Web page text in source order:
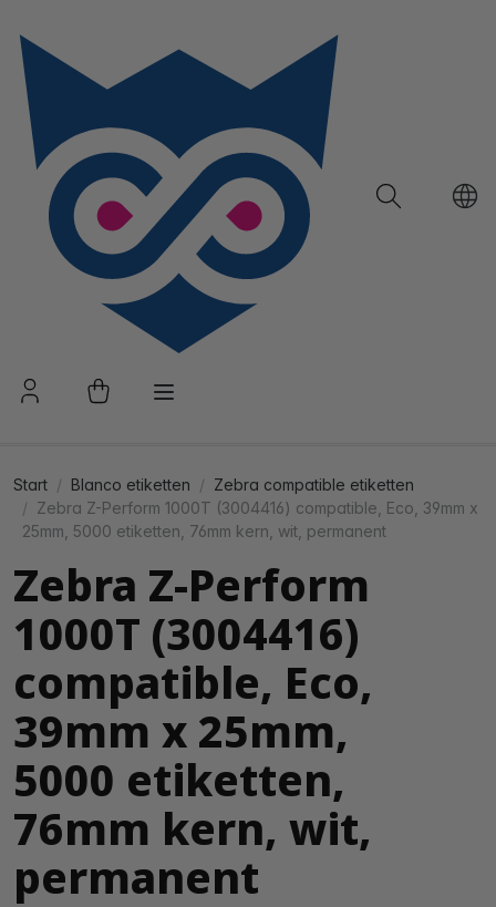
Start Blanco etiketten
Zebra compatible etiketten
Zebra Z-Perform 1000T (3004416) compatible, Eco, 39mm x
25mm, 5000 etiketten, 76mm kern, wit, permanent
Zebra Z-Perform
1000T (3004416)
compatible, Eco,
39mm x 25mm,
5000 etiketten,
76mm kern, wit,
permanent